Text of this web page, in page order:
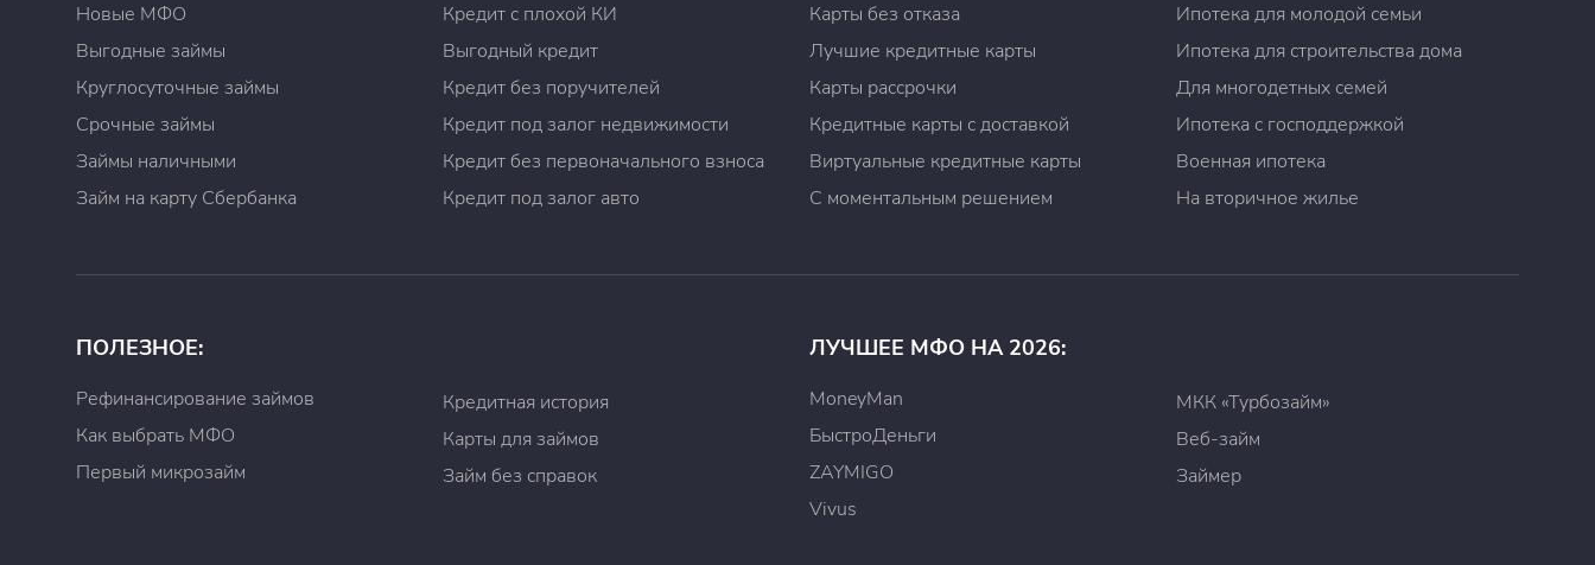
Новые МФО
Выгодные займы
Круглосуточные займы
Срочные займы
Займы наличными
Займ на карту Сбербанка
Кредит с плохой КИ
Выгодный кредит
Кредит без поручителей
Кредит под залог недвижимости
Кредит без первоначального взноса
Кредит под залог авто
Карты без отказа
Лучшие кредитные карты
Карты рассрочки
Кредитные карты с доставкой
Виртуальные кредитные карты
С моментальным решением
Ипотека для молодой семьи
Ипотека для строительства дома
Для многодетных семей
Ипотека с господдержкой
Военная ипотека
На вторичное жилье
ПОЛЕЗНОЕ:
Рефинансирование займов
Как выбрать МФО
Первый микрозайм
Кредитная история
Карты для займов
Займ без справок
ЛУЧШЕЕ МФО НА 2026:
MoneyMan
БыстроДеньги
ZAYMIGO
Vivus
МКК «Турбозайм»
Веб-займ
Займер